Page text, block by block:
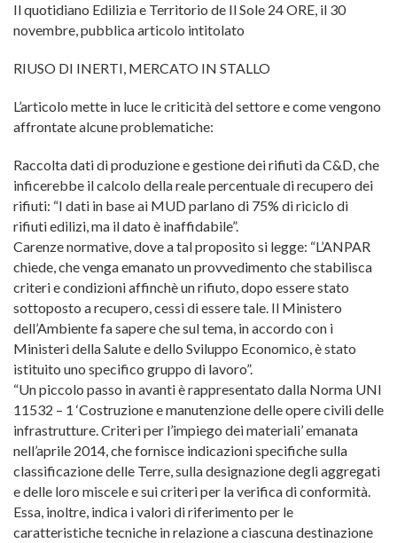
Il quotidiano Edilizia e Territorio de Il Sole 24 ORE, il 30
novembre, pubblica articolo intitolato
RIUSO DI INERTI, MERCATO IN STALLO
L’articolo mette in luce le criticità del settore e come vengono
affrontate alcune problematiche:
Raccolta dati di produzione e gestione dei rifiuti da C&D, che
inficerebbe il calcolo della reale percentuale di recupero dei
rifiuti: “I dati in base ai MUD parlano di 75% di riciclo di
rifiuti edilizi, ma il dato è inaffidabile”.
Carenze normative, dove a tal proposito si legge: “L’ANPAR
chiede, che venga emanato un provvedimento che stabilisca
criteri e condizioni affinchè un rifiuto, dopo essere stato
sottoposto a recupero, cessi di essere tale. Il Ministero
dell’Ambiente fa sapere che sul tema, in accordo con i
Ministeri della Salute e dello Sviluppo Economico, è stato
istituito uno specifico gruppo di lavoro”.
“Un piccolo passo in avanti è rappresentato dalla Norma UNI
11532 – 1 ‘Costruzione e manutenzione delle opere civili delle
infrastrutture. Criteri per l’impiego dei materiali’ emanata
nell’aprile 2014, che fornisce indicazioni specifiche sulla
classificazione delle Terre, sulla designazione degli aggregati
e delle loro miscele e sui criteri per la verifica di conformità.
Essa, inoltre, indica i valori di riferimento per le
caratteristiche tecniche in relazione a ciascuna destinazione